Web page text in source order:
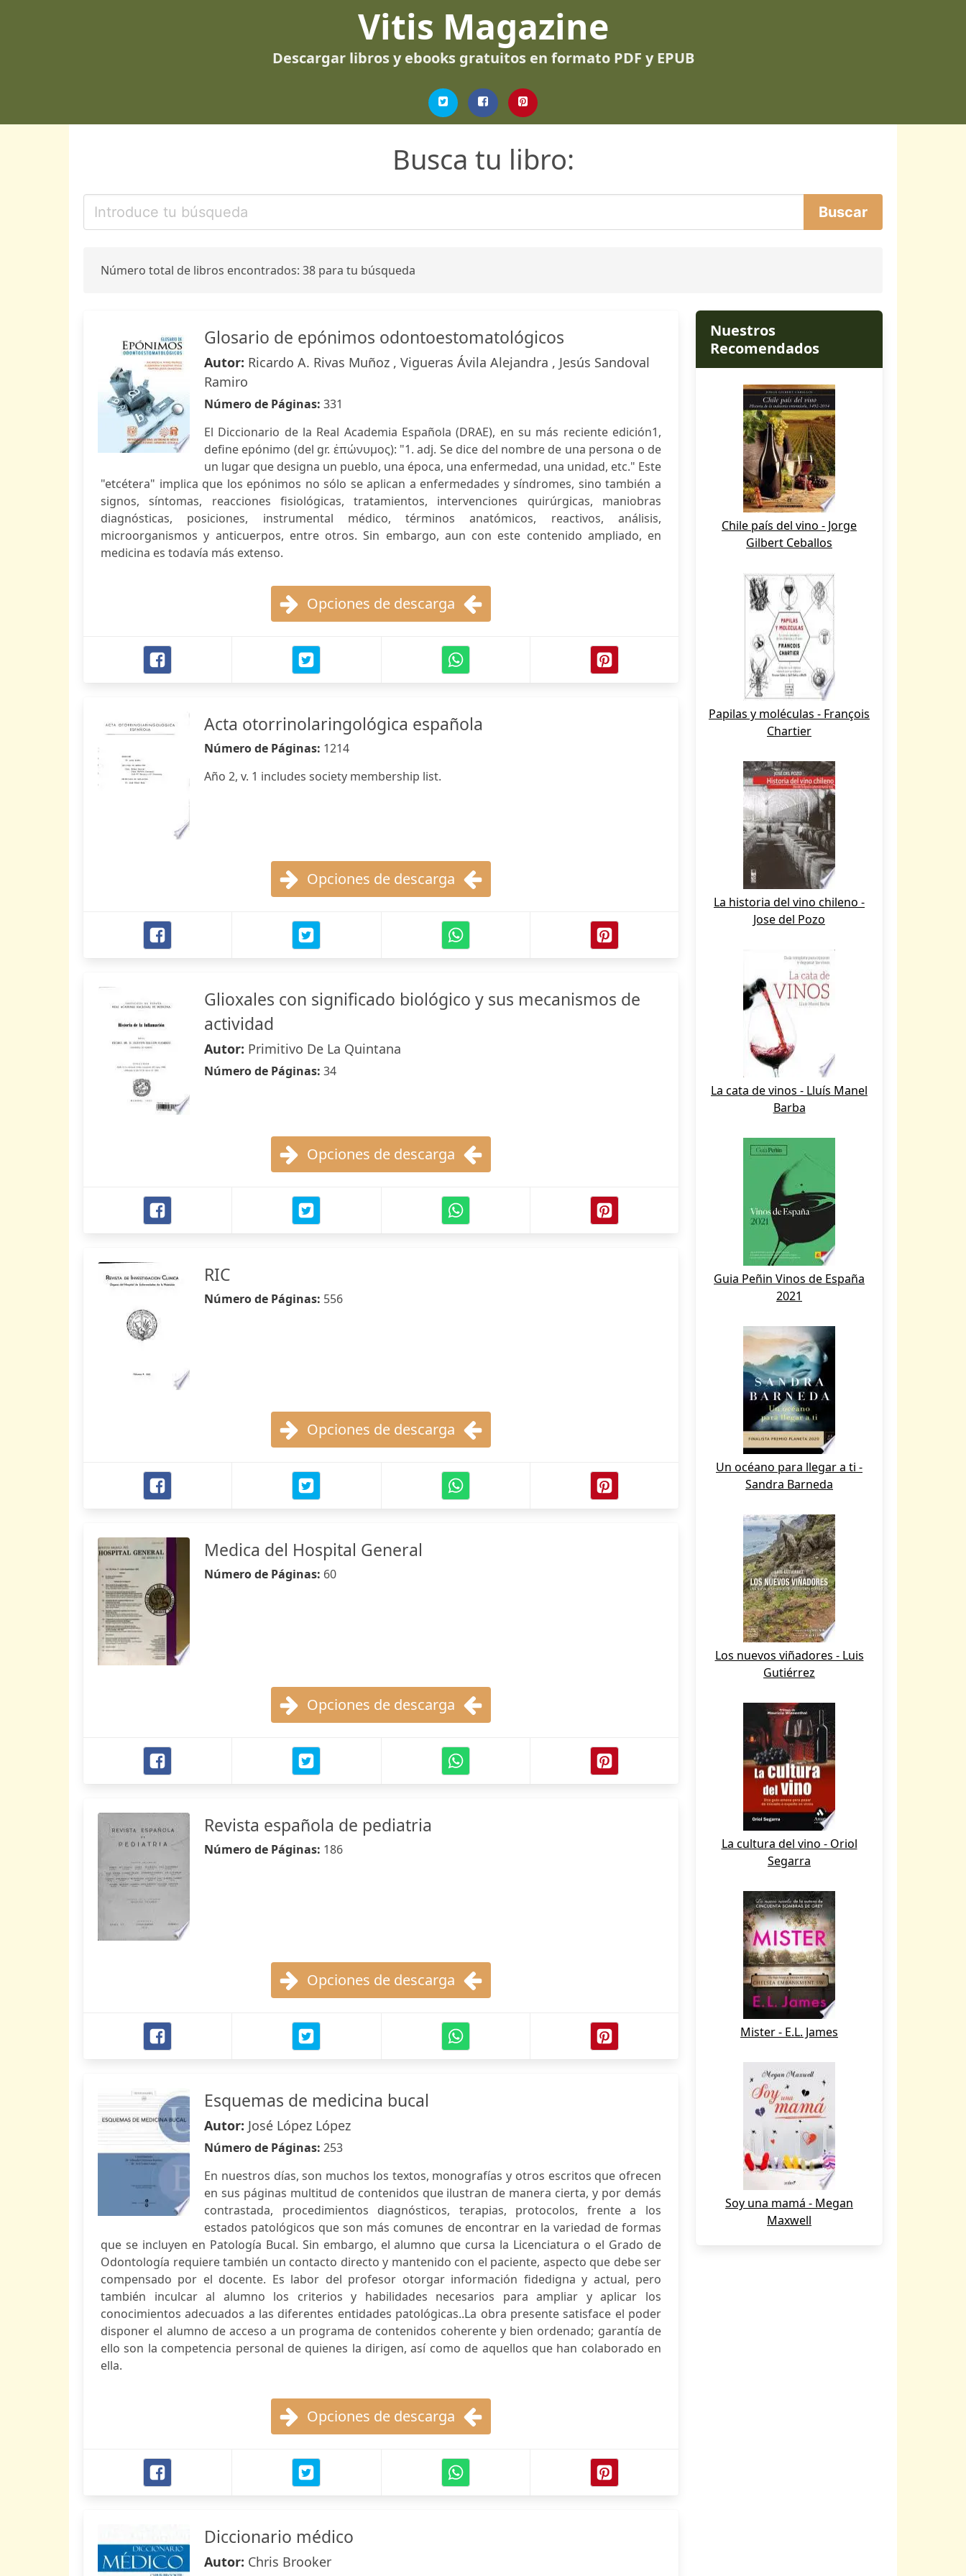
Vitis Magazine
Descargar libros y ebooks gratuitos en formato PDF y EPUB
Busca tu libro:
Número total de libros encontrados: 38 para tu búsqueda
Glosario de epónimos odontoestomatológicos
Autor: Ricardo A. Rivas Muñoz , Vigueras Ávila Alejandra , Jesús Sandoval
Ramiro
Número de Páginas: 331
El Diccionario de la Real Academia Española (DRAE), en su más reciente edición1,
define epónimo (del gr. ἐπώνυμος): "1. adj. Se dice del nombre de una persona o de
un lugar que designa un pueblo, una época, una enfermedad, una unidad, etc." Este
"etcétera" implica que los epónimos no sólo se aplican a enfermedades y síndromes, sino también a
signos, síntomas, reacciones fisiológicas, tratamientos, intervenciones quirúrgicas, maniobras
diagnósticas, posiciones, instrumental médico, términos anatómicos, reactivos, análisis,
microorganismos y anticuerpos, entre otros. Sin embargo, aun con este contenido ampliado, en
medicina es todavía más extenso.
Opciones de descarga
Acta otorrinolaringológica española
Número de Páginas: 1214
Año 2, v. 1 includes society membership list.
Opciones de descarga
Glioxales con significado biológico y sus mecanismos de
actividad
Autor: Primitivo De La Quintana
Número de Páginas: 34
Opciones de descarga
RIC
Número de Páginas: 556
Opciones de descarga
Medica del Hospital General
Número de Páginas: 60
Opciones de descarga
Revista española de pediatria
Número de Páginas: 186
Opciones de descarga
Esquemas de medicina bucal
Autor: José López López
Número de Páginas: 253
En nuestros días, son muchos los textos, monografías y otros escritos que ofrecen
en sus páginas multitud de contenidos que ilustran de manera cierta, y por demás
contrastada, procedimientos diagnósticos, terapias, protocolos, frente a los
estados patológicos que son más comunes de encontrar en la variedad de formas
que se incluyen en Patología Bucal. Sin embargo, el alumno que cursa la Licenciatura o el Grado de
Odontología requiere también un contacto directo y mantenido con el paciente, aspecto que debe ser
compensado por el docente. Es labor del profesor otorgar información fidedigna y actual, pero
también inculcar al alumno los criterios y habilidades necesarios para ampliar y aplicar los
conocimientos adecuados a las diferentes entidades patológicas..La obra presente satisface el poder
disponer el alumno de acceso a un programa de contenidos coherente y bien ordenado; garantía de
ello son la competencia personal de quienes la dirigen, así como de aquellos que han colaborado en
ella.
Opciones de descarga
Diccionario médico
Autor: Chris Brooker
Nuestros
Recomendados
Chile país del vino - Jorge
Gilbert Ceballos
Papilas y moléculas - François
Chartier
La historia del vino chileno -
Jose del Pozo
La cata de vinos - Lluís Manel
Barba
Guia Peñin Vinos de España
2021
Un océano para llegar a ti -
Sandra Barneda
Los nuevos viñadores - Luis
Gutiérrez
La cultura del vino - Oriol
Segarra
Mister - E.L. James
Soy una mamá - Megan
Maxwell